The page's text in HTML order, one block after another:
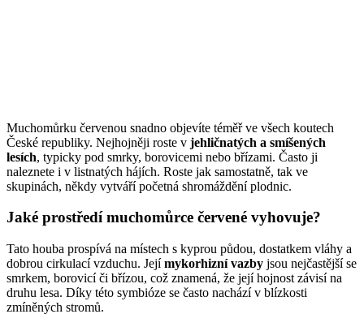
Muchomůrku červenou snadno objevíte téměř ve všech koutech
České republiky. Nejhojněji roste v jehličnatých a smíšených
lesích, typicky pod smrky, borovicemi nebo břízami. Často ji
naleznete i v listnatých hájích. Roste jak samostatně, tak ve
skupinách, někdy vytváří početná shromáždění plodnic.
Jaké prostředí muchomůrce červené vyhovuje?
Tato houba prospívá na místech s kyprou půdou, dostatkem vláhy a
dobrou cirkulací vzduchu. Jejímykorhizní vazby jsou nejčastější se
smrkem, borovicí či břízou, což znamená, že její hojnost závisí na
druhu lesa. Díky této symbióze se často nachází v blízkosti
zmíněných stromů.